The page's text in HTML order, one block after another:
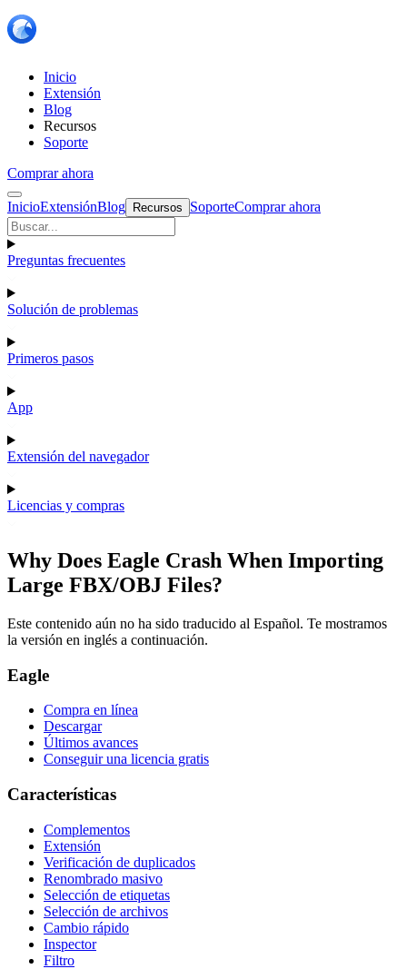
Inicio
Extensión
Blog
Recursos
Soporte
Comprar ahora
InicioExtensiónBlog Recursos SoporteComprar ahora
Preguntas frecuentes
Solución de problemas
Primeros pasos
App
Extensión del navegador
Licencias y compras
Why Does Eagle Crash When Importing
Large FBX/OBJ Files?
Este contenido aún no ha sido traducido al Español. Te mostramos
la versión en inglés a continuación.
Eagle
Compra en línea
Descargar
Últimos avances
Conseguir una licencia gratis
Características
Complementos
Extensión
Verificación de duplicados
Renombrado masivo
Selección de etiquetas
Selección de archivos
Cambio rápido
Inspector
Filtro